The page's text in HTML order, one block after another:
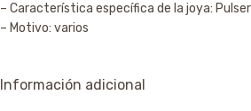
– Característica específica de la joya:
– Motivo: varios
Información adicional